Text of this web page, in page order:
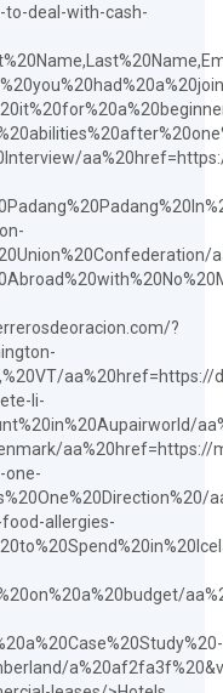
deal-with-cash-
?
aa%20href=https://
li-
one-
allergies-